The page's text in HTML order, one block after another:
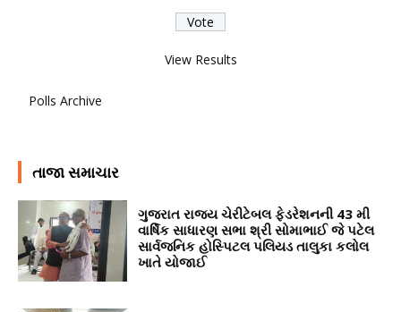
View Results
Polls Archive
તાજા સમાચાર
ગુજરાત રાજ્ય ચેરીટેબલ ફેડરેશનની 43 મી
વાર્ષિક સાધારણ સભા શ્રી સોમાભાઈ જે પટેલ
સાર્વજનિક હોસ્પિટલ પલિયડ તાલુકા કલોલ
ખાતે યોજાઈ